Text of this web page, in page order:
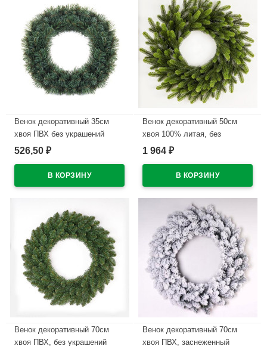
Венок декоративный 35см
хвоя ПВХ без украшений
"Сибирь" арт.ВСП 35
526,50 ₽
Венок декоративный 50см
хвоя 100% литая, без
украшений "Дворцовый"
1 964 ₽
Венок декоративный 70см
хвоя ПВХ, без украшений
Венок декоративный 70см
хвоя ПВХ, заснеженный